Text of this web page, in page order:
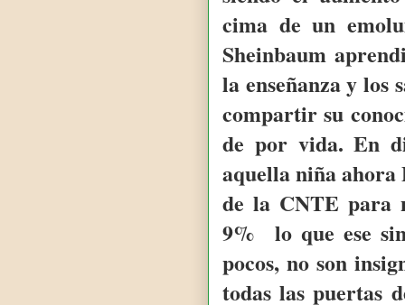
cima de un
Sheinbaum
la enseñanza y los
compartir su
de por vida. En
aquella niña ahora
de la CNTE para
9% lo que ese
pocos, no son
todas las puertas